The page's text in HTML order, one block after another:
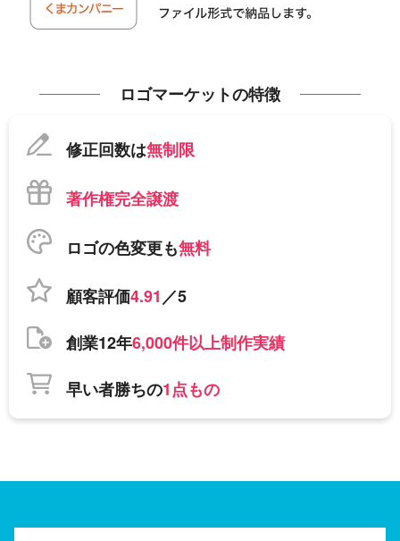
ロゴマーケットの特徴
修正回数は無制限
著作権完全譲渡
ロゴの色変更も無料
顧客評価4.91／5
創業12年6,000件以上制作実績
早い者勝ちの1点もの